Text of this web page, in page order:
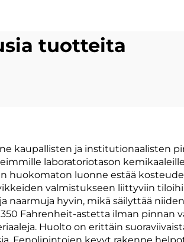
tuotteita
kaupallisten ja institutionaalisten
laboratoriotason
luonne estää
valmistukseen liittyviin
naarmuja hyvin, mikä säilyttää
Fahrenheit-astetta ilman pinnan
Huolto on erittäin